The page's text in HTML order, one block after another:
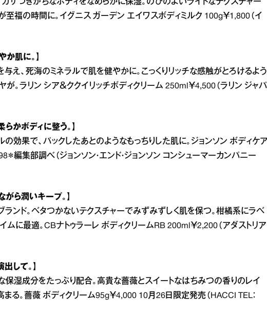
サつきがちなボディをなめらかに保湿。のびのよいライトなテクスチャー
福の時間に。イグニス ガーデン エイワスボディミルク 100g￥1,800（イ
か肌に。】
え、死海のミネラルで肌を健やかに。こっくりリッチな感触がとろけるよう
。ラリン シア＆ククイリッチボディクリーム 250ml￥4,500（ラリン ジャパ
らかボディに整う。】
効果で、パックしたあとのようなもっちりした肌に。ジョンソン ボディケ
編集部調べ（ジョンソン・エンド・ジョンソン コンシューマーカンパニー
がら潤いキープ。】
ンド。ベタつかないテクスチャーでみずみずしく肌を保つ。柑橘系にラベ
ムに最適。CBナトゥラーレ ボディクリームRB 200ml￥2,200（アダストリア
して。】
保湿成分をたっぷり配合。高貴な薔薇とスイートなはちみつの香りのレイ
る。薔薇 ボディクリーム95g￥4,000 10月26日限定発売（HACCI TEL：